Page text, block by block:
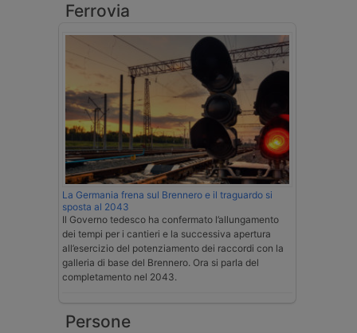
Ferrovia
La Germania frena sul Brennero e il traguardo si
sposta al 2043
Il Governo tedesco ha confermato l’allungamento
dei tempi per i cantieri e la successiva apertura
all’esercizio del potenziamento dei raccordi con la
galleria di base del Brennero. Ora si parla del
completamento nel 2043.
Persone